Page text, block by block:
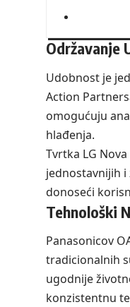
Održavanje
Udobnost je
Action
omogućuju
hlađenja.
Tvrtka LG
jednostavnijih
donoseći
Tehnološki
Panasonicov
tradicionalnih
ugodnije
konzistentnu